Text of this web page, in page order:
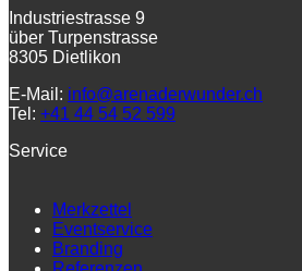
Industriestrasse 9
über Turpenstrasse
8305 Dietlikon
E-Mail: info@arenaderwunder.ch
Tel: +41 44 54 52 599
Service
Merkzettel
Eventservice
Branding